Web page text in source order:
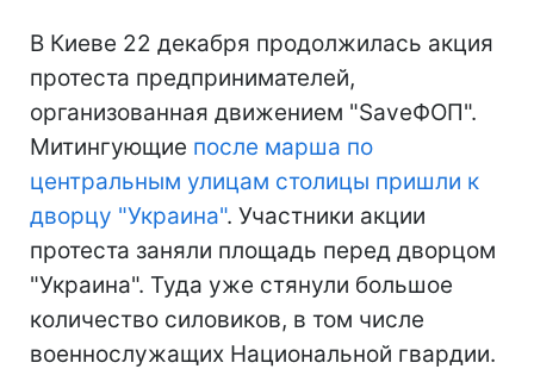
В Киеве 22 декабря продолжилась акция
протеста предпринимателей,
организованная движением "SaveФОП".
Митингующие после марша по
центральным улицам столицы пришли к
дворцу "Украина". Участники акции
протеста заняли площадь перед дворцом
"Украина". Туда уже стянули большое
количество силовиков, в том числе
военнослужащих Национальной гвардии.